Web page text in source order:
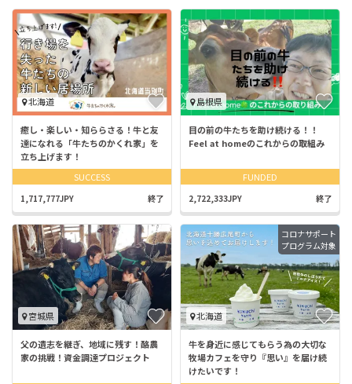
北海道
癒し・楽しい・知ららさる！牛と友
達になれる「牛たちのかくれ家」を
立ち上げます！
SUCCESS
1,717,777JPY 終了
島根県
目の前の牛たちを助け続ける！！
Feel at homeのこれからの取組み
FUNDED
2,722,333JPY 終了
宮城県
父の遺志を継ぎ、地域に残す！酪農
家の挑戦！資金調達プロジェクト
コロナサポート
プログラム対象
北海道
牛を身近に感じてもらう為の大切な
牧場カフェを守り『思い』を届け続
けたいです！